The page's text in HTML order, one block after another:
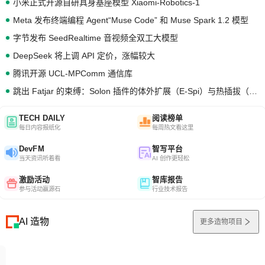
小米正式开源自研具身基座模型 Xiaomi-Robotics-1
Meta 发布终端编程 Agent“Muse Code” 和 Muse Spark 1.2 模型
字节发布 SeedRealtime 音视频全双工大模型
DeepSeek 将上调 API 定价，涨幅较大
腾讯开源 UCL-MPComm 通信库
TECH DAILY
每日内容报纸化
阅读榜单
每周热文看这里
DevFM
当天资讯听着看
智写平台
AI 创作更轻松
激励活动
参与活动赢源石
智库报告
行业技术报告
AI 造物 更多造物项目